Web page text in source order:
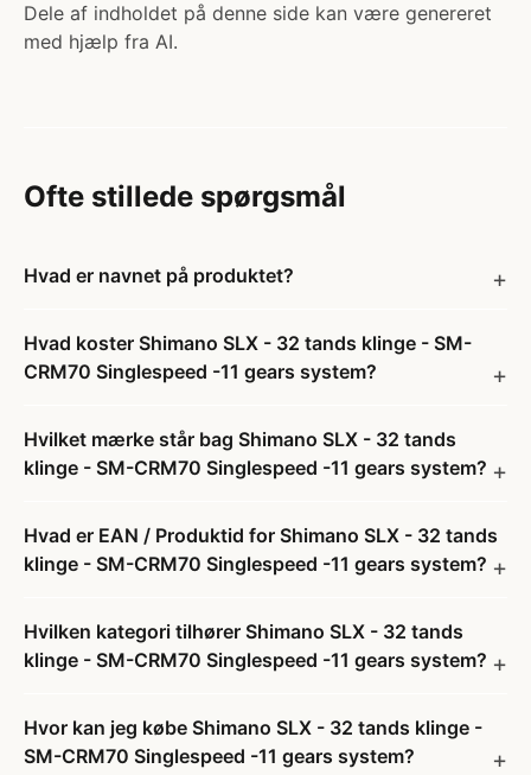
Dele af indholdet på denne side kan være genereret
med hjælp fra AI.
Ofte stillede spørgsmål
Hvad er navnet på produktet?
Hvad koster Shimano SLX - 32 tands klinge - SM-
CRM70 Singlespeed -11 gears system?
Hvilket mærke står bag Shimano SLX - 32 tands
klinge - SM-CRM70 Singlespeed -11 gears system?
Hvad er EAN / Produktid for Shimano SLX - 32 tands
klinge - SM-CRM70 Singlespeed -11 gears system?
Hvilken kategori tilhører Shimano SLX - 32 tands
klinge - SM-CRM70 Singlespeed -11 gears system?
Hvor kan jeg købe Shimano SLX - 32 tands klinge -
SM-CRM70 Singlespeed -11 gears system?